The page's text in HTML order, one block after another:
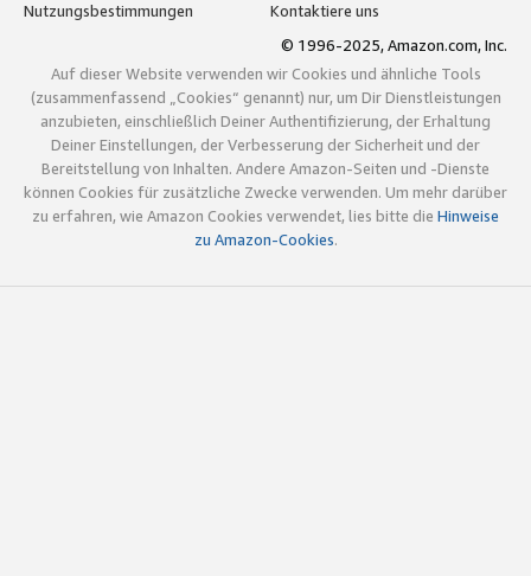
Nutzungsbestimmungen
Kontaktiere uns
© 1996-2025, Amazon.com, Inc.
Auf dieser Website verwenden wir Cookies und ähnliche Tools
(zusammenfassend „Cookies“ genannt) nur, um Dir Dienstleistungen
anzubieten, einschließlich Deiner Authentifizierung, der Erhaltung
Deiner Einstellungen, der Verbesserung der Sicherheit und der
Bereitstellung von Inhalten. Andere Amazon-Seiten und -Dienste
können Cookies für zusätzliche Zwecke verwenden. Um mehr darüber
zu erfahren, wie Amazon Cookies verwendet, lies bitte die Hinweise
zu Amazon-Cookies.